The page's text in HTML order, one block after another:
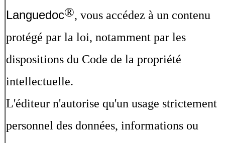
Languedoc®, vous accédez à un contenu
protégé par la loi, notamment par les
dispositions du Code de la propriété
intellectuelle.
L'éditeur n'autorise qu'un usage strictement
personnel des données, informations ou